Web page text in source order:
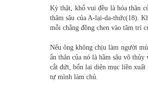
Kỳ thật, khổ vui đều là hóa thân
thâm sâu của A-lại-da-thức(18).
mỗi chẳng đồng chen vào tâm trí
Nếu ông không chịu làm người
ẩn thân của nó là hầm sâu vô
cắt đứt, bổn lai diện mục liền xuất
tự mình làm chủ.